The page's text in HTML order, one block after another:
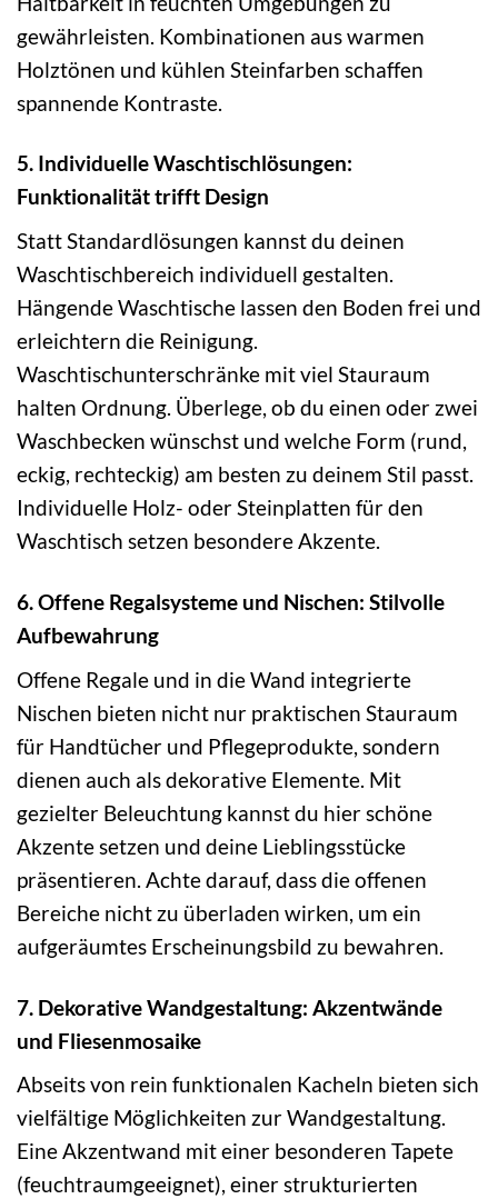
gewährleisten. Kombinationen aus warmen
Holztönen und kühlen Steinfarben schaffen
spannende Kontraste.
5. Individuelle Waschtischlösungen:
Funktionalität trifft Design
Statt Standardlösungen kannst du deinen
Waschtischbereich individuell gestalten.
Hängende Waschtische lassen den Boden frei und
erleichtern die Reinigung.
Waschtischunterschränke mit viel Stauraum
halten Ordnung. Überlege, ob du einen oder zwei
Waschbecken wünschst und welche Form (rund,
eckig, rechteckig) am besten zu deinem Stil passt.
Individuelle Holz- oder Steinplatten für den
Waschtisch setzen besondere Akzente.
6. Offene Regalsysteme und Nischen: Stilvolle
Aufbewahrung
Offene Regale und in die Wand integrierte
Nischen bieten nicht nur praktischen Stauraum
für Handtücher und Pflegeprodukte, sondern
dienen auch als dekorative Elemente. Mit
gezielter Beleuchtung kannst du hier schöne
Akzente setzen und deine Lieblingsstücke
präsentieren. Achte darauf, dass die offenen
Bereiche nicht zu überladen wirken, um ein
aufgeräumtes Erscheinungsbild zu bewahren.
7. Dekorative Wandgestaltung: Akzentwände
und Fliesenmosaike
Abseits von rein funktionalen Kacheln bieten sich
vielfältige Möglichkeiten zur Wandgestaltung.
Eine Akzentwand mit einer besonderen Tapete
(feuchtraumgeeignet), einer strukturierten